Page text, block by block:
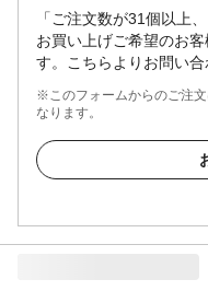
「ご注文数が31個以上
お買い上げご希望のお
す。こちらよりお問い合
※このフォームからのご注
なります。